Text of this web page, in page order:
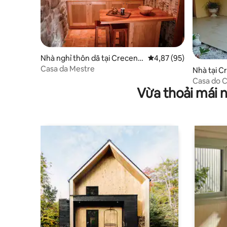
Nhà nghỉ thôn dã tại Crecent
e
Xếp hạng trung bình
4,87 (95)
Casa da Mestre
Nhà tại
Casa do
Vừa thoải mái